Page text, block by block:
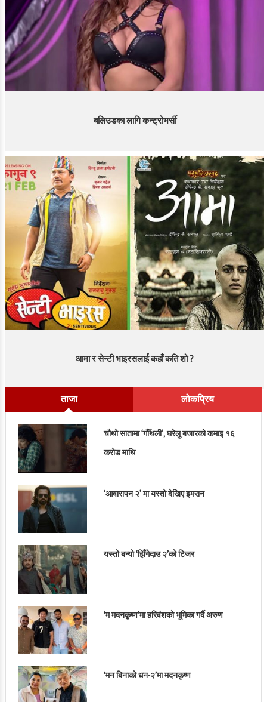
बलिउडका लागि कन्ट्रोभर्सी
आमा र सेन्टी भाइरसलाई कहाँ कति शो ?
ताजा लोकप्रिय
चौथो सातामा ‘गौँथली’, घरेलु बजारको कमाइ १६
करोड माथि
‘आवारापन २’ मा यस्तो देखिए इमरान
यस्तो बन्यो ‘झिँगेदाउ २’को टिजर
‘म मदनकृष्ण’मा हरिवंशको भूमिका गर्दै अरुण
‘मन बिनाको धन-२’मा मदनकृष्ण